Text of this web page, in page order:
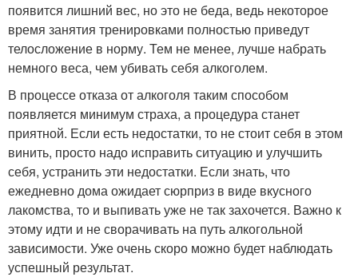
появится лишний вес, но это не беда, ведь некоторое
время занятия тренировками полностью приведут
телосложение в норму. Тем не менее, лучше набрать
немного веса, чем убивать себя алкоголем.
В процессе отказа от алкоголя таким способом
появляется минимум страха, а процедура станет
приятной. Если есть недостатки, то не стоит себя в этом
винить, просто надо исправить ситуацию и улучшить
себя, устранить эти недостатки. Если знать, что
ежедневно дома ожидает сюрприз в виде вкусного
лакомства, то и выпивать уже не так захочется. Важно к
этому идти и не сворачивать на путь алкогольной
зависимости. Уже очень скоро можно будет наблюдать
успешный результат.